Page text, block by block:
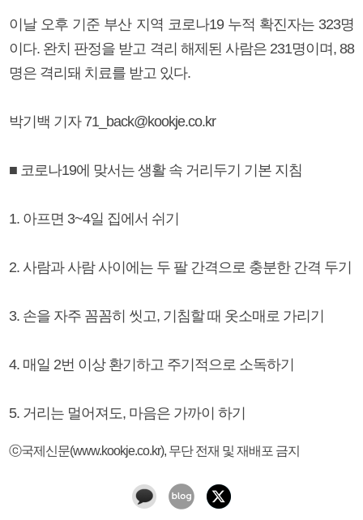
이날 오후 기준 부산 지역 코로나19 누적 확진자는 323명
이다. 완치 판정을 받고 격리 해제된 사람은 231명이며, 88
명은 격리돼 치료를 받고 있다.
박기백 기자 71_back@kookje.co.kr
■ 코로나19에 맞서는 생활 속 거리두기 기본 지침
1. 아프면 3~4일 집에서 쉬기
2. 사람과 사람 사이에는 두 팔 간격으로 충분한 간격 두기
3. 손을 자주 꼼꼼히 씻고, 기침할 때 옷소매로 가리기
4. 매일 2번 이상 환기하고 주기적으로 소독하기
5. 거리는 멀어져도, 마음은 가까이 하기
ⓒ국제신문(www.kookje.co.kr), 무단 전재 및 재배포 금지